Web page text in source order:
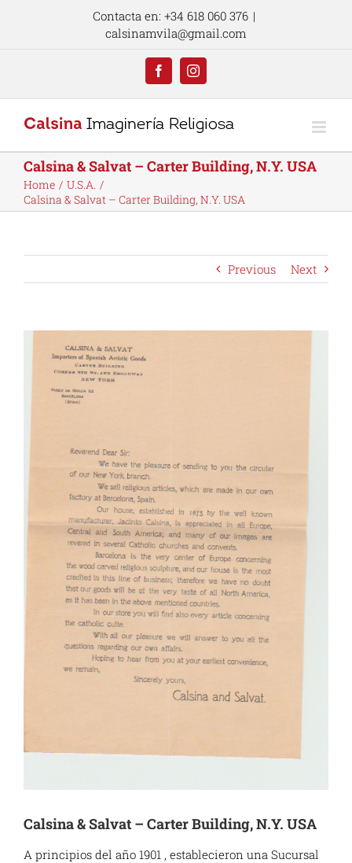
Contacta en: +34 618 060 376 |
calsinamvila@gmail.com
FacebookInstagram
Calsina & Salvat – Carter Building, N.Y. USA
Home
U.S.A.
Calsina & Salvat – Carter Building, N.Y. USA
Previous Next
Larger
Image
Calsina & Salvat – Carter Building, N.Y. USA
A principios del año 1901 , establecieron una Sucursal